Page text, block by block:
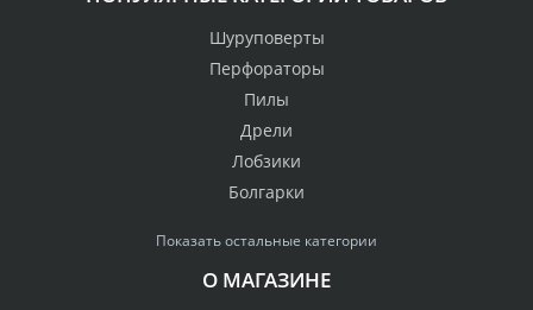
Шуруповерты
Перфораторы
Пилы
Дрели
Лобзики
Болгарки
Показать остальные категории
О МАГАЗИНЕ